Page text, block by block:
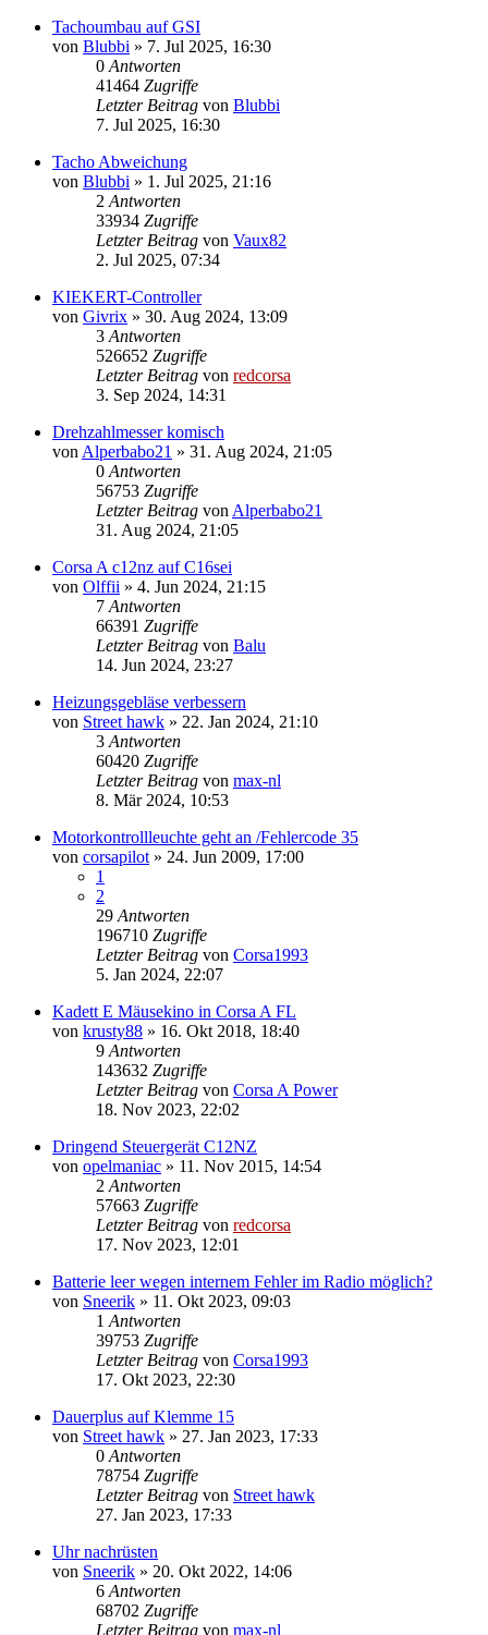
Tachoumbau auf GSI
von Blubbi » 7. Jul 2025, 16:30
0 Antworten
41464 Zugriffe
Letzter Beitrag von Blubbi
7. Jul 2025, 16:30
Tacho Abweichung
von Blubbi » 1. Jul 2025, 21:16
2 Antworten
33934 Zugriffe
Letzter Beitrag von Vaux82
2. Jul 2025, 07:34
KIEKERT-Controller
von Givrix » 30. Aug 2024, 13:09
3 Antworten
526652 Zugriffe
Letzter Beitrag von redcorsa
3. Sep 2024, 14:31
Drehzahlmesser komisch
von Alperbabo21 » 31. Aug 2024, 21:05
0 Antworten
56753 Zugriffe
Letzter Beitrag von Alperbabo21
31. Aug 2024, 21:05
Corsa A c12nz auf C16sei
von Olffii » 4. Jun 2024, 21:15
7 Antworten
66391 Zugriffe
Letzter Beitrag von Balu
14. Jun 2024, 23:27
Heizungsgebläse verbessern
von Street hawk » 22. Jan 2024, 21:10
3 Antworten
60420 Zugriffe
Letzter Beitrag von max-nl
8. Mär 2024, 10:53
Motorkontrollleuchte geht an /Fehlercode 35
von corsapilot » 24. Jun 2009, 17:00
1
2
29 Antworten
196710 Zugriffe
Letzter Beitrag von Corsa1993
5. Jan 2024, 22:07
Kadett E Mäusekino in Corsa A FL
von krusty88 » 16. Okt 2018, 18:40
9 Antworten
143632 Zugriffe
Letzter Beitrag von Corsa A Power
18. Nov 2023, 22:02
Dringend Steuergerät C12NZ
von opelmaniac » 11. Nov 2015, 14:54
2 Antworten
57663 Zugriffe
Letzter Beitrag von redcorsa
17. Nov 2023, 12:01
Batterie leer wegen internem Fehler im Radio möglich?
von Sneerik » 11. Okt 2023, 09:03
1 Antworten
39753 Zugriffe
Letzter Beitrag von Corsa1993
17. Okt 2023, 22:30
Dauerplus auf Klemme 15
von Street hawk » 27. Jan 2023, 17:33
0 Antworten
78754 Zugriffe
Letzter Beitrag von Street hawk
27. Jan 2023, 17:33
Uhr nachrüsten
von Sneerik » 20. Okt 2022, 14:06
6 Antworten
68702 Zugriffe
Letzter Beitrag von max-nl